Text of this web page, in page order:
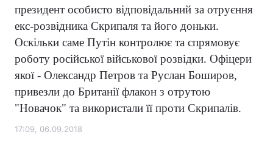
президент особисто відповідальний за отруєння
екс-розвідника Скрипаля та його доньки.
Оскільки саме Путін контролює та спрямовує
роботу російської військової розвідки. Офіцери
якої - Олександр Петров та Руслан Боширов,
привезли до Британії флакон з отрутою
"Новачок" та використали її проти Скрипалів.
17:09, 06.09.2018